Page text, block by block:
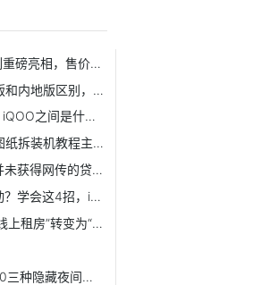
相，售价5499元起
区别，海外版真香
之间是什么关系?
器件芯片位置图详细位号图
获得网传的贷款
搭配Windows一样好用
“线上租房交易”大有可为
式，全局黑底白字显示